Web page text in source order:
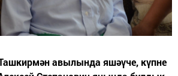
авылында яшәүче, күпне